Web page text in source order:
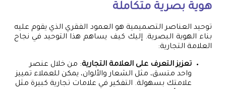
هوية بصرية متكاملة
توحيد العناصر التصميمية هو العمود الفقري الذي يقوم عليه
بناء الهوية البصرية. إليك كيف يساهم هذا التوحيد في نجاح
العلامة التجارية:
تعزيز التعرف على العلامة التجارية: من خلال عنصر
واحد متسق، مثل الشعار والألوان، يمكن للعملاء تمييز
علامتك بسهولة. التفكير في علامات تجارية كبيرة مثل